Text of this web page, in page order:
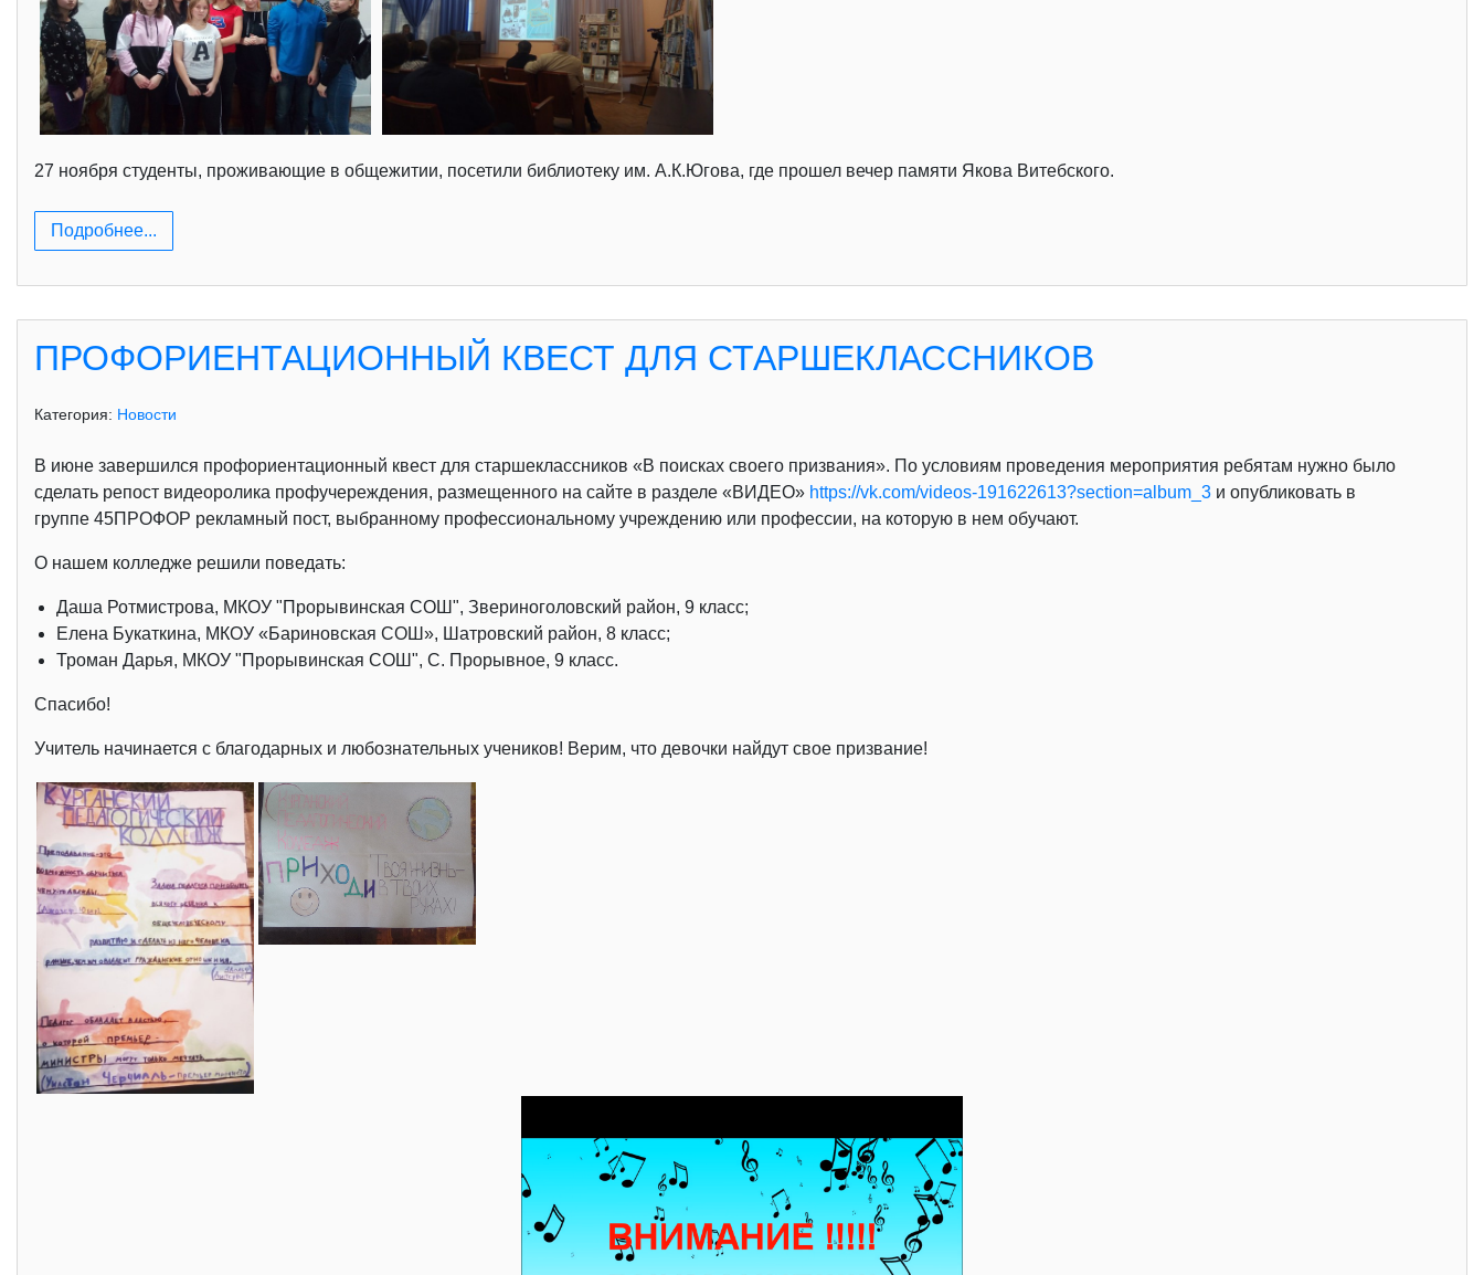
27 ноября студенты, проживающие в общежитии, посетили библиотеку им. А.К.Югова, где прошел вечер памяти Якова Витебского.
Подробнее...
ПРОФОРИЕНТАЦИОННЫЙ КВЕСТ ДЛЯ СТАРШЕКЛАССНИКОВ
Категория: Новости
В июне завершился профориентационный квест для старшеклассников «В поисках своего призвания». По условиям проведения мероприятия ребятам нужно было
сделать репост видеоролика профучереждения, размещенного на сайте в разделе «ВИДЕО» https://vk.com/videos-191622613?section=album_3 и опубликовать в
группе 45ПРОФОР рекламный пост, выбранному профессиональному учреждению или профессии, на которую в нем обучают.
О нашем колледже решили поведать:
Даша Ротмистрова, МКОУ "Прорывинская СОШ", Звериноголовский район, 9 класс;
Елена Букаткина, МКОУ «Бариновская СОШ», Шатровский район, 8 класс;
Троман Дарья, МКОУ "Прорывинская СОШ", С. Прорывное, 9 класс.
Спасибо!
Учитель начинается с благодарных и любознательных учеников! Верим, что девочки найдут свое призвание!